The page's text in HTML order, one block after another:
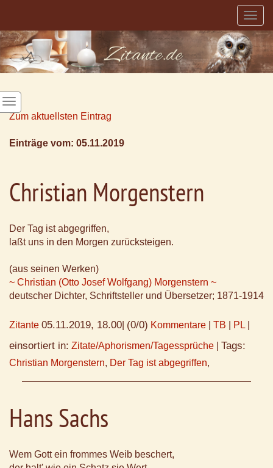
Zum aktuellsten Eintrag
Einträge vom: 05.11.2019
Christian Morgenstern
Der Tag ist abgegriffen,
laßt uns in den Morgen zurücksteigen.
(aus seinen Werken)
~ Christian (Otto Josef Wolfgang) Morgenstern ~
deutscher Dichter, Schriftsteller und Übersetzer; 1871-1914
Zitante 05.11.2019, 18.00 (0/0) Kommentare TB PL
einsortiert in: Zitate/Aphorismen/Tagessprüche Tags:
Christian Morgenstern, Der Tag ist abgegriffen,
Hans Sachs
Wem Gott ein frommes Weib beschert,